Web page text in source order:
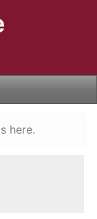
here.